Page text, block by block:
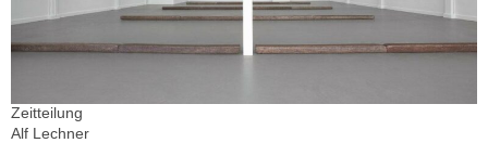
Zeitteilung
Alf Lechner